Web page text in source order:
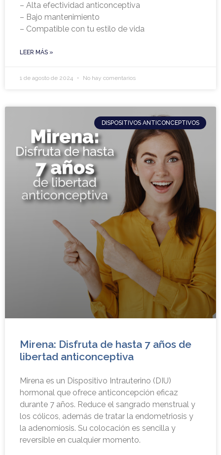
– Alta efectividad anticonceptiva
– Bajo mantenimiento
– Compatible con tu estilo de vida
LEER MÁS »
1 de agosto de 2024 No hay comentarios
DISPOSITIVOS ANTICONCEPTIVOS
Mirena: Disfruta de hasta 7 años de
libertad anticonceptiva
Mirena es un Dispositivo Intrauterino (DIU)
hormonal que ofrece anticoncepción eficaz
durante 7 años. Reduce el sangrado menstrual y
los cólicos, además de tratar la endometriosis y
la adenomiosis. Su colocación es sencilla y
reversible en cualquier momento.